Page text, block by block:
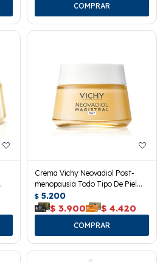
Crema Vichy Neovadiol Post-
menopausia Todo Tipo De Piel
50ml
$ 5.200
$ 3.900 $ 4.420